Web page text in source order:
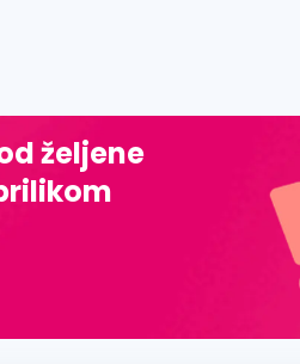
đ, ž, dž)
željene